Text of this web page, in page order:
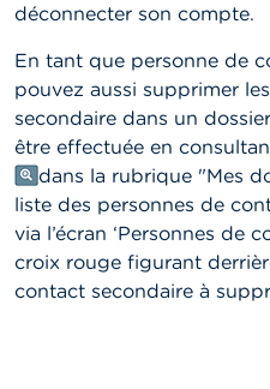
déconnecter son compte.
En tant que personne de
pouvez aussi supprimer
secondaire dans un
être effectuée en
dans la rubrique "Mes
liste des personnes de
via l’écran ‘Personnes de
croix rouge figurant
contact secondaire à